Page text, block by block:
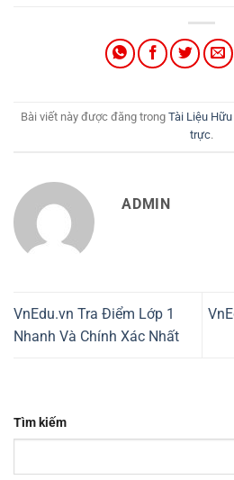
Bài viết này được đăng trong Tài Liệu
trực.
ADMIN
VnEdu.vn Tra Điểm Lớp 1
Nhanh Và Chính Xác Nhất
Tìm kiếm